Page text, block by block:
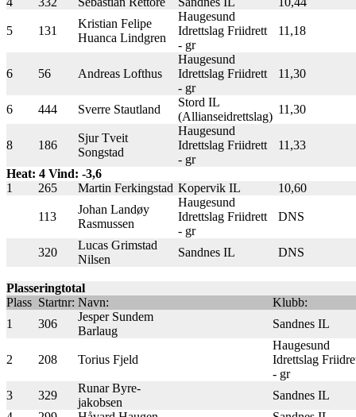
5 131
Kristian Felipe
Huanca Lindgren
Haugesund
Idrettslag Friidrett
- gr
11,18
6 56 Andreas Lofthus
Haugesund
Idrettslag Friidrett
- gr
11,30
6 444 Sverre Stautland
Stord IL
(Allianseidrettslag)
11,30
8 186
Sjur Tveit
Songstad
Haugesund
Idrettslag Friidrett
- gr
11,33
Heat: 4 Vind: -3,6
1
265 Martin Ferkingstad Kopervik IL 10,60
113
Johan Landøy
Rasmussen
Haugesund
Idrettslag Friidrett
- gr
DNS
320
Lucas Grimstad
Nilsen
Sandnes IL DNS
Plasseringtotal
Plass Startnr: Navn:
Klubb:
1
306
Jesper Sundem
Barlaug
Sandnes IL
2 208 Torius Fjeld
Haugesund
Idrettslag
- gr
3
329
Runar Byre-
jakobsen
Sandnes IL